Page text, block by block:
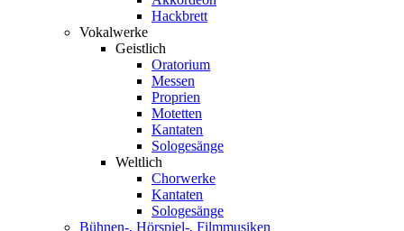
Hackbrett
Vokalwerke
Geistlich
Oratorium
Messen
Proprien
Motetten
Kantaten
Sologesänge
Weltlich
Chorwerke
Kantaten
Sologesänge
Bühnen-, Hörspiel-, Filmmusiken